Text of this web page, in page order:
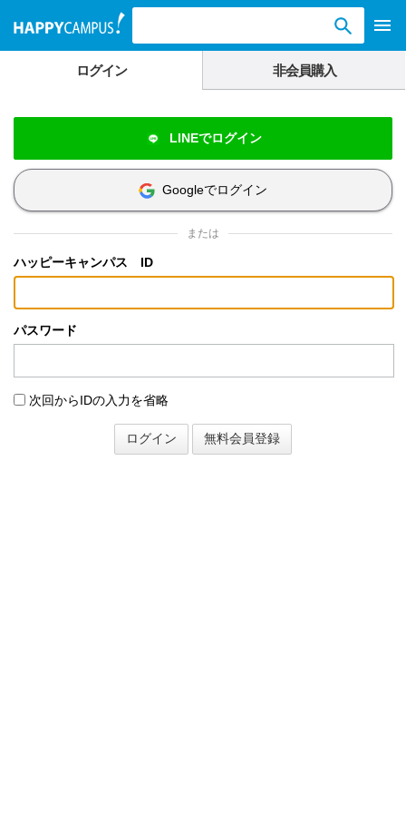
ログイン 非会員購入
LINEでログイン
Googleでログイン
または
ハッピーキャンパス ID
パスワード
次回からIDの入力を省略
ログイン 無料会員登録